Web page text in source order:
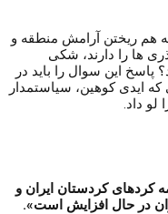
هم ریختن آرامش منطقه و
ها را دارند، شکی
پاسخ این سوال را باید در
ایدی کوهین، سیاستمدار
لو داد.
کردهای کردستان ایران و
در حال افزایش است».